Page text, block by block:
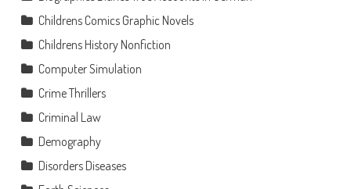
Childrens Comics Graphic Novels
Childrens History Nonfiction
Computer Simulation
Crime Thrillers
Criminal Law
Demography
Disorders Diseases